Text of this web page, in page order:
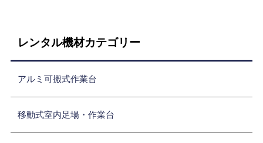
レンタル機材カテゴリー
アルミ可搬式作業台
移動式室内足場・作業台